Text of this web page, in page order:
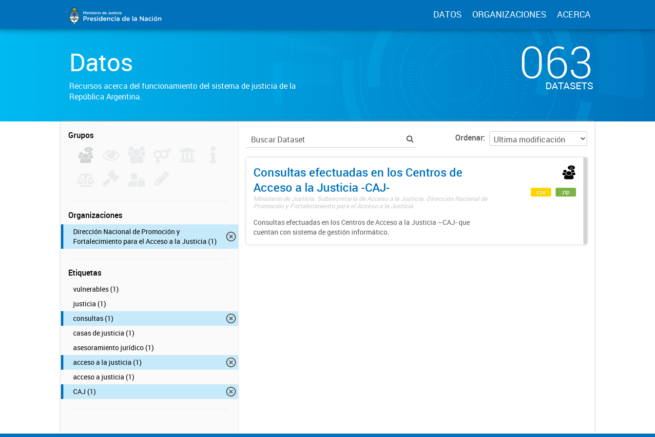
DATOS ORGANIZACIONES ACERCA
Datos
Recursos acerca del funcionamiento del sistema de justicia de la
República Argentina.
063
DATASETS
Grupos
Organizaciones
Dirección Nacional de Promoción y
Fortalecimiento para el Acceso a la Justicia (1)
Etiquetas
vulnerables (1)
justicia (1)
consultas (1)
casas de justicia (1)
asesoramiento jurídico (1)
acceso a la justicia (1)
acceso a justicia (1)
CAJ (1)
Ordenar
Consultas efectuadas en los Centros de
Acceso a la Justicia -CAJ-
Ministerio de Justicia. Subsecretaría de Acceso a la Justicia. Dirección Nacional de
Promoción y Fortalecimiento para el Acceso a la Justicia
Consultas efectuadas en los Centros de Acceso a la Justicia –CAJ- que
cuentan con sistema de gestión informático.
csv zip